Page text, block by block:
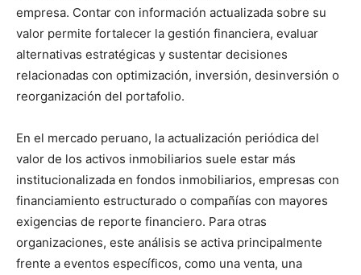
empresa. Contar con información actualizada sobre su
valor permite fortalecer la gestión financiera, evaluar
alternativas estratégicas y sustentar decisiones
relacionadas con optimización, inversión, desinversión o
reorganización del portafolio.
En el mercado peruano, la actualización periódica del
valor de los activos inmobiliarios suele estar más
institucionalizada en fondos inmobiliarios, empresas con
financiamiento estructurado o compañías con mayores
exigencias de reporte financiero. Para otras
organizaciones, este análisis se activa principalmente
frente a eventos específicos, como una venta, una